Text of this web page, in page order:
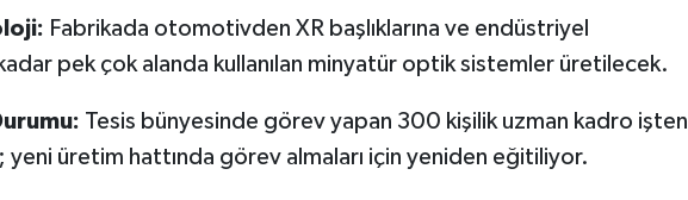
Fabrikada otomotivden XR başlıklarına ve endüstriyel
pek çok alanda kullanılan minyatür optik sistemler üretilecek.
Tesis bünyesinde görev yapan 300 kişilik uzman kadro işten
yeni üretim hattında görev almaları için yeniden eğitiliyor.